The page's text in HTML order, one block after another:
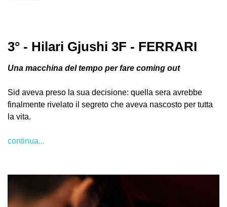
3° - Hilari Gjushi 3F - FERRARI
Una macchina del tempo per fare coming out
Sid aveva preso la sua decisione: quella sera avrebbe
finalmente rivelato il segreto che aveva nascosto per tutta
la vita.
continua...